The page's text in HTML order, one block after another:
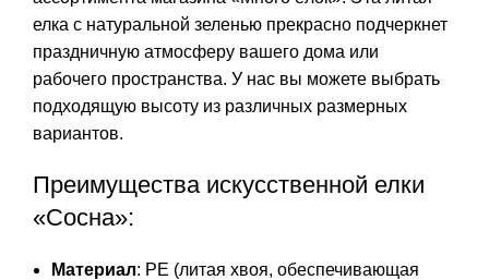
елка с натуральной зеленью прекрасно подчеркнет
праздничную атмосферу вашего дома или
рабочего пространства. У нас вы можете выбрать
подходящую высоту из различных размерных
вариантов.
Преимущества искусственной елки
«Сосна»:
Материал: РЕ (литая хвоя, обеспечивающая